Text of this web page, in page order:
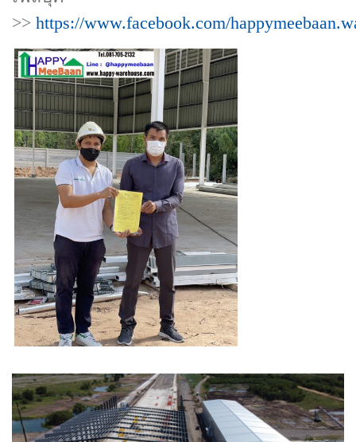
>> https://www.facebook.com/